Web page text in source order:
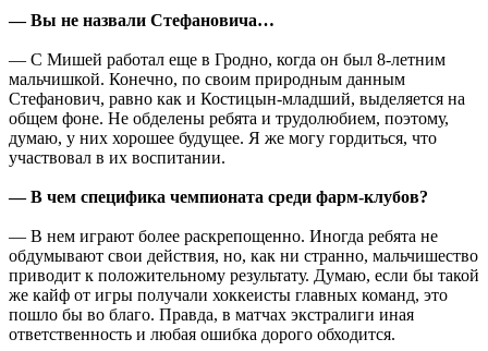
— Вы не назвали Стефановича…
— С Мишей работал еще в Гродно, когда он был 8-летним
мальчишкой. Конечно, по своим природным данным
Стефанович, равно как и Костицын-младший, выделяется на
общем фоне. Не обделены ребята и трудолюбием, поэтому,
думаю, у них хорошее будущее. Я же могу гордиться, что
участвовал в их воспитании.
— В чем специфика чемпионата среди фарм-клубов?
— В нем играют более раскрепощенно. Иногда ребята не
обдумывают свои действия, но, как ни странно, мальчишество
приводит к положительному результату. Думаю, если бы такой
же кайф от игры получали хоккеисты главных команд, это
пошло бы во благо. Правда, в матчах экстралиги иная
ответственность и любая ошибка дорого обходится.